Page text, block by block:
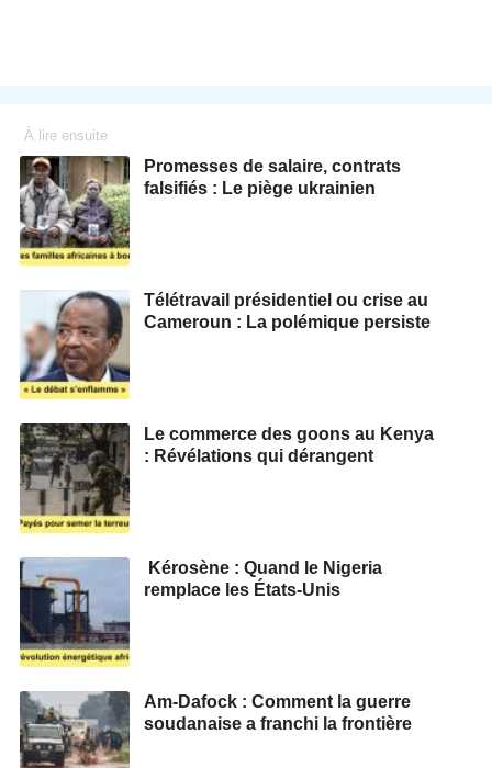
À lire ensuite
Promesses de salaire, contrats
falsifiés : Le piège ukrainien
Télétravail présidentiel ou crise au
Cameroun : La polémique persiste
Le commerce des goons au Kenya
: Révélations qui dérangent
Kérosène : Quand le Nigeria
remplace les États-Unis
Am-Dafock : Comment la guerre
soudanaise a franchi la frontière